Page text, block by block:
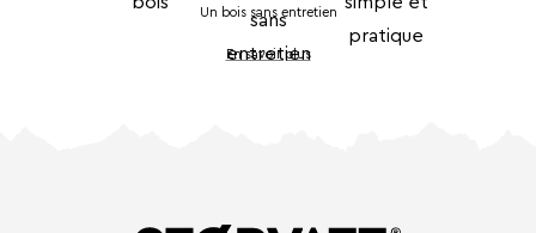
Un bois sans entretien
En savoir plus